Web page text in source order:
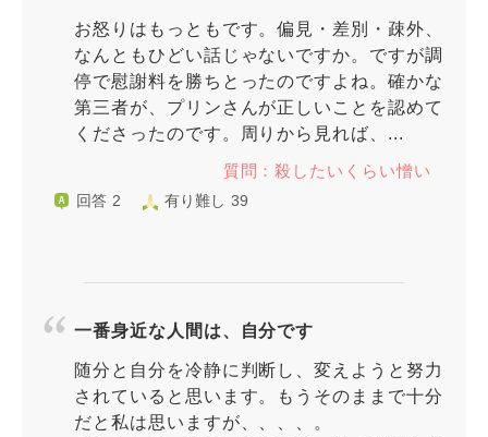
お怒りはもっともです。偏見・差別・疎外、
なんともひどい話じゃないですか。ですが調
停で慰謝料を勝ちとったのですよね。確かな
第三者が、プリンさんが正しいことを認めて
くださったのです。周りから見れば、...
質問：殺したいくらい憎い
回答 2 有り難し 39
一番身近な人間は、自分です
随分と自分を冷静に判断し、変えようと努力
されていると思います。もうそのままで十分
だと私は思いますが、、、、。